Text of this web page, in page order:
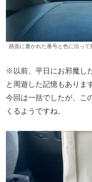
路面に書かれた番号と色に沿って
※以前、平日にお邪魔し
と周遊した記憶もありま
今回は一括でしたが、こ
くるようですね。